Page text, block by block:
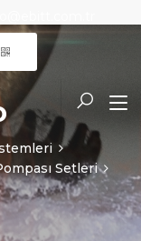
Setleri